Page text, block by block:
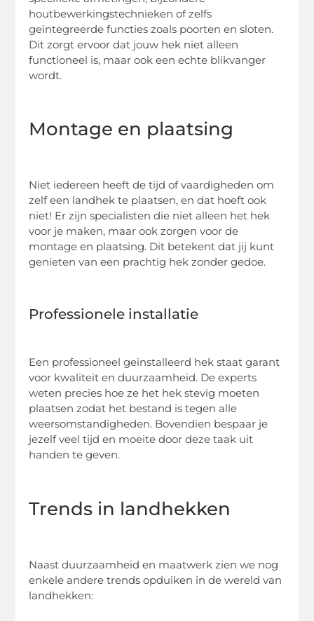
houtbewerkingstechnieken of zelfs
geïntegreerde functies zoals poorten en sloten.
Dit zorgt ervoor dat jouw hek niet alleen
functioneel is, maar ook een echte blikvanger
wordt.
Montage en plaatsing
Niet iedereen heeft de tijd of vaardigheden om
zelf een landhek te plaatsen, en dat hoeft ook
niet! Er zijn specialisten die niet alleen het hek
voor je maken, maar ook zorgen voor de
montage en plaatsing. Dit betekent dat jij kunt
genieten van een prachtig hek zonder gedoe.
Professionele installatie
Een professioneel geïnstalleerd hek staat garant
voor kwaliteit en duurzaamheid. De experts
weten precies hoe ze het hek stevig moeten
plaatsen zodat het bestand is tegen alle
weersomstandigheden. Bovendien bespaar je
jezelf veel tijd en moeite door deze taak uit
handen te geven.
Trends in landhekken
Naast duurzaamheid en maatwerk zien we nog
enkele andere trends opduiken in de wereld van
landhekken: